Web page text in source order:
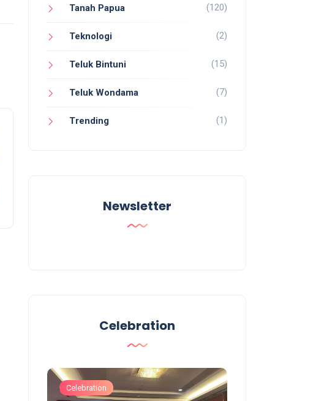
Tanah Papua (120)
Teknologi (2)
Teluk Bintuni (15)
Teluk Wondama (7)
Trending (1)
Newsletter
Celebration
Celebration